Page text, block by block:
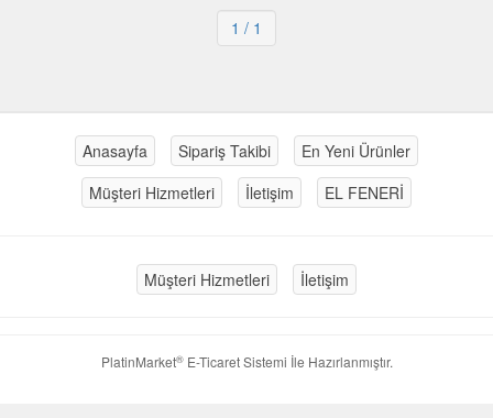
1 / 1
Anasayfa Sipariş Takibi
En Yeni Ürünler
Müşteri Hizmetleri
İletişim EL FENERİ
Müşteri Hizmetleri İletişim
PlatinMarket®E-Ticaret Sistemi İle Hazırlanmıştır.